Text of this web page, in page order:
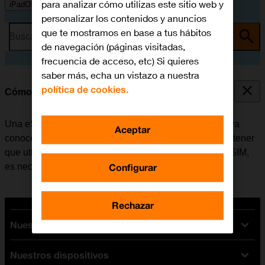
iPadOS 18
Busca por problema o tema
Cómo activar la eSIM
Una eSIM es una versión digital de la tarjeta SIM que ya
conocemos, la cual permite activar una línea móvil sin tener
que utilizar una tarjeta SIM física. Antes de activar la eSIM,
es necesario
conectarse a una red Wi-Fi
Nuestras tarifas
Tarifas Orange
Nuestros dispositivos
para analizar cómo utilizas este sitio web y
personalizar los contenidos y anuncios
que te mostramos en base a tus hábitos
de navegación (páginas visitadas,
frecuencia de acceso, etc) Si quieres
saber más, echa un vistazo a nuestra
política de cookies.
Configurar
Rechazar
Aceptar